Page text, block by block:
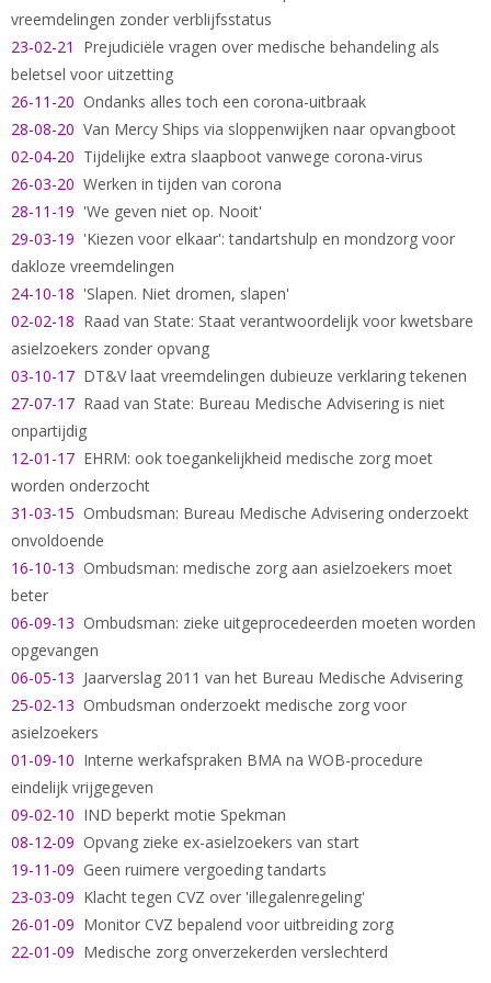
vreemdelingen zonder verblijfsstatus
23-02-21
Prejudiciële vragen over medische behandeling als
beletsel voor uitzetting
26-11-20 Ondanks alles toch een corona-uitbraak
28-08-20 Van Mercy Ships via sloppenwijken naar opvangboot
02-04-20 Tijdelijke extra slaapboot vanwege corona-virus
26-03-20 Werken in tijden van corona
28-11-19 'We geven niet op. Nooit'
29-03-19 'Kiezen voor elkaar': tandartshulp en mondzorg voor
dakloze vreemdelingen
24-10-18 'Slapen. Niet dromen, slapen'
02-02-18 Raad van State: Staat verantwoordelijk voor kwetsbare
asielzoekers zonder opvang
03-10-17 DT&V laat vreemdelingen dubieuze verklaring tekenen
27-07-17 Raad van State: Bureau Medische Advisering is niet
onpartijdig
12-01-17 EHRM: ook toegankelijkheid medische zorg moet
worden onderzocht
31-03-15 Ombudsman: Bureau Medische Advisering onderzoekt
onvoldoende
16-10-13 Ombudsman: medische zorg aan asielzoekers moet
beter
06-09-13 Ombudsman: zieke uitgeprocedeerden moeten worden
opgevangen
06-05-13 Jaarverslag 2011 van het Bureau Medische Advisering
25-02-13 Ombudsman onderzoekt medische zorg voor
asielzoekers
01-09-10 Interne werkafspraken BMA na WOB-procedure
eindelijk vrijgegeven
09-02-10 IND beperkt motie Spekman
08-12-09 Opvang zieke ex-asielzoekers van start
19-11-09 Geen ruimere vergoeding tandarts
23-03-09 Klacht tegen CVZ over 'illegalenregeling'
26-01-09 Monitor CVZ bepalend voor uitbreiding zorg
22-01-09 Medische zorg onverzekerden verslechterd